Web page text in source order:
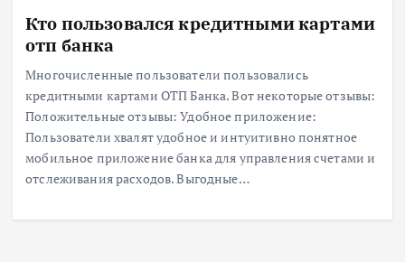
Кто пользовался кредитными картами
отп банка
Многочисленные пользователи пользовались
кредитными картами ОТП Банка. Вот некоторые отзывы:
Положительные отзывы: Удобное приложение:
Пользователи хвалят удобное и интуитивно понятное
мобильное приложение банка для управления счетами и
отслеживания расходов. Выгодные…